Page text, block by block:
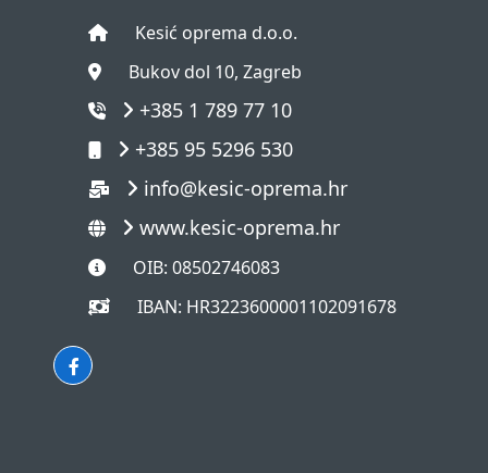
Kesić oprema d.o.o.
Bukov dol 10, Zagreb
+385 1 789 77 10
+385 95 5296 530
info@kesic-oprema.hr
www.kesic-oprema.hr
OIB: 08502746083
IBAN: HR3223600001102091678